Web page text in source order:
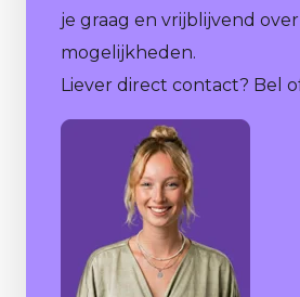
je graag en vrijblijvend
mogelijkheden.
Liever direct contact? Bel